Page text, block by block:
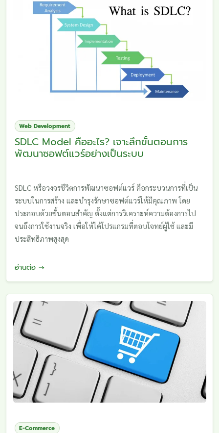
Web Development
SDLC Model คืออะไร? เจาะลึกขั้นตอนการ
พัฒนาซอฟต์แวร์อย่างเป็นระบบ
SDLC หรือวงจรชีวิตการพัฒนาซอฟต์แวร์ คือกระบวนการที่เป็น
ระบบในการสร้าง และบำรุงรักษาซอฟต์แวร์ให้มีคุณภาพ โดย
ประกอบด้วยขั้นตอนสำคัญ ตั้งแต่การวิเคราะห์ความต้องการไป
จนถึงการใช้งานจริง เพื่อให้ได้โปรแกรมที่ตอบโจทย์ผู้ใช้ และมี
ประสิทธิภาพสูงสุด
อ่านต่อ →
E-Commerce